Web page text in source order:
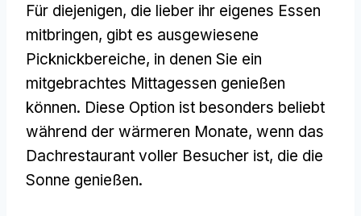
Für diejenigen, die lieber ihr eigenes Essen
mitbringen, gibt es ausgewiesene
Picknickbereiche, in denen Sie ein
mitgebrachtes Mittagessen genießen
können. Diese Option ist besonders beliebt
während der wärmeren Monate, wenn das
Dachrestaurant voller Besucher ist, die die
Sonne genießen.